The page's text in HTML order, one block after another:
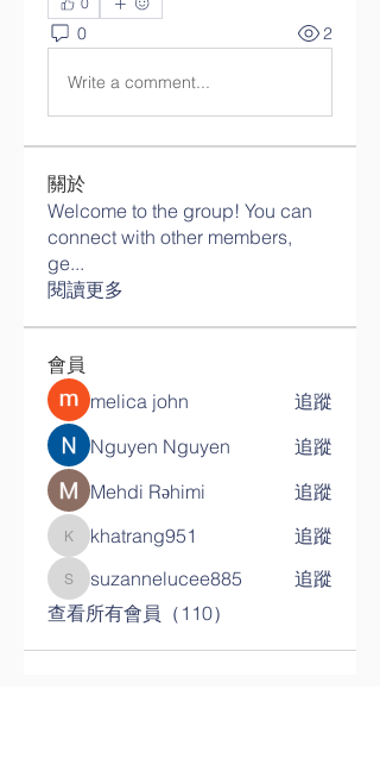
0 2
Write a comment...
關於
Welcome to the group! You can
connect with other members,
ge...
閱讀更多
會員
melica john
追蹤
Nguyen Nguyen
追蹤
Mehdi Rəhimi
追蹤
khatrang951
khatrang951 追蹤
suzannelucee885
suzannelucee885
追蹤
查看所有會員（110）